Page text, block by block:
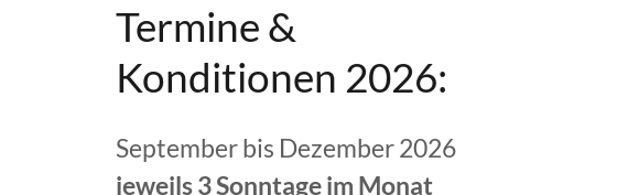
Termine &
Konditionen 2026:
September bis Dezember 2026
jeweils 3 Sonntage im Monat